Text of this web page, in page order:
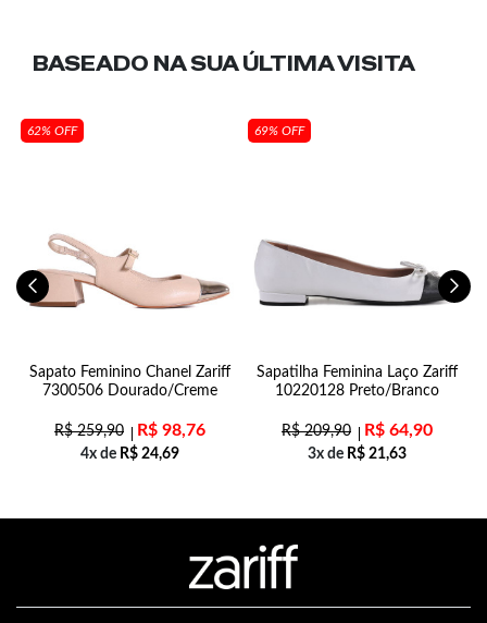
BASEADO NA SUAÚLTIMA VISITA
62% OFF
Sapato Feminino Chanel Zariff
7300506 Dourado/Creme
R$259,90 R$ 98,76
4x de R$ 24,69
69% OFF
Sapatilha Feminina Laço Zariff
10220128 Preto/Branco
R$209,90 R$ 64,90
3x de R$ 21,63